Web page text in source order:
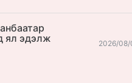
ял эдэлж
2026/08/